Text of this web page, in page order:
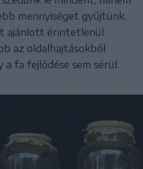
mennyiséget gyűjtünk.
ajánlott érintetlenül
az oldalhajtásokból
a fa fejlődése sem sérül.